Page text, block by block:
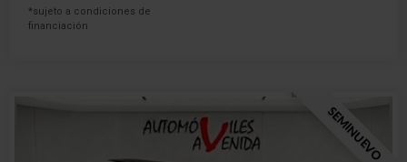
*sujeto a condiciones de
financiación
SEMINUEVO